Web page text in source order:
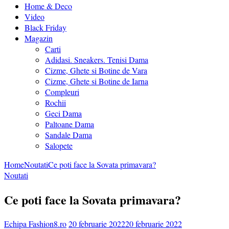
Home & Deco
Video
Black Friday
Magazin
Carti
Adidasi. Sneakers. Tenisi Dama
Cizme, Ghete si Botine de Vara
Cizme, Ghete si Botine de Iarna
Compleuri
Rochii
Geci Dama
Paltoane Dama
Sandale Dama
Salopete
HomeNoutatiCe poti face la Sovata primavara?
Noutati
Ce poti face la Sovata primavara?
Echipa Fashion8.ro20 februarie 202220 februarie 2022